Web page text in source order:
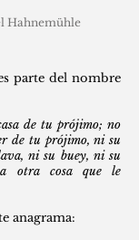
Hahnemühle
parte del nombre
de tu prójimo; no
de tu prójimo, ni su
ni su buey, ni su
otra cosa que le
anagrama: